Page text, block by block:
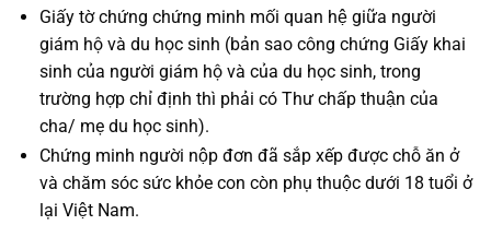
Giấy tờ chứng chứng minh mối quan hệ giữa người
giám hộ và du học sinh (bản sao công chứng Giấy khai
sinh của người giám hộ và của du học sinh, trong
trường hợp chỉ định thì phải có Thư chấp thuận của
cha/ mẹ du học sinh).
Chứng minh người nộp đơn đã sắp xếp được chỗ ăn ở
và chăm sóc sức khỏe con còn phụ thuộc dưới 18 tuổi ở
lại Việt Nam.